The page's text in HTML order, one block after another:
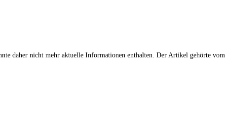
daher nicht mehr aktuelle Informationen enthalten. Der Artikel gehörte vom